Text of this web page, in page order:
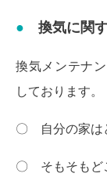
換気に関
換気メンテナ
しております。
〇 自分の家は
〇 そもそもど